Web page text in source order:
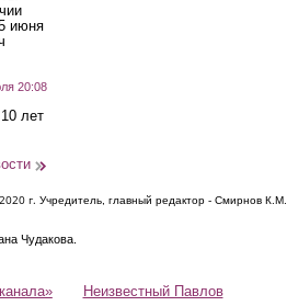
июня
20:08
лет
г. Учредитель, главный редактор - Смирнов К.М.
Чудакова.
Неизвестный Павлов